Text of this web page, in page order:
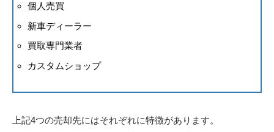
個人売買
新車ディーラー
買取専門業者
カスタムショップ
上記4つの売却先にはそれぞれに特徴があります。